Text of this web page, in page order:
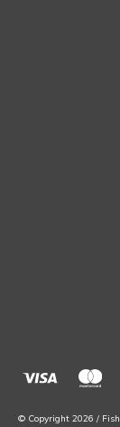
© Copyright 2026 /